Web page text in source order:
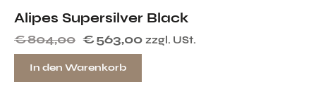
Alipes Supersilver Black
€804,00 €563,00 zzgl. USt.
In den Warenkorb